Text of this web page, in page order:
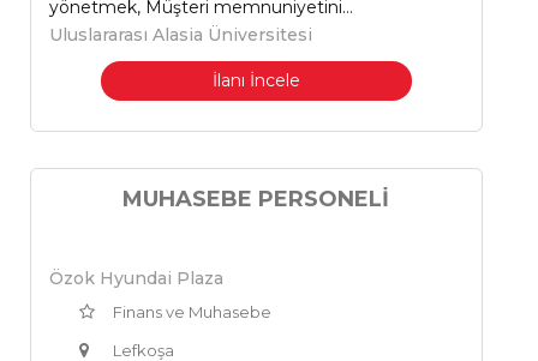
yönetmek, Müşteri memnuniyetini…
Uluslararası Alasia Üniversitesi
İlanı İncele
MUHASEBE PERSONELİ
Özok Hyundai Plaza
Finans ve Muhasebe
Lefkoşa